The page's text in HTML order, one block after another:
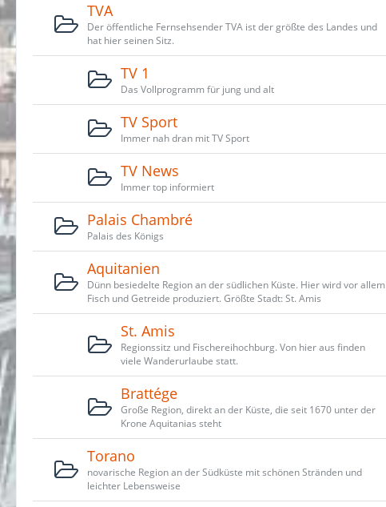
TVA
Der öffentliche Fernsehsender TVA ist der größte des Landes und
hat hier seinen Sitz.
TV 1
Das Vollprogramm für jung und alt
TV Sport
Immer nah dran mit TV Sport
TV News
Immer top informiert
Palais Chambré
Palais des Königs
Aquitanien
Dünn besiedelte Region an der südlichen Küste. Hier wird vor allem
Fisch und Getreide produziert. Größte Stadt: St. Amis
St. Amis
Regionssitz und Fischereihochburg. Von hier aus finden
viele Wanderurlaube statt.
Brattége
Große Region, direkt an der Küste, die seit 1670 unter der
Krone Aquitanias steht
Torano
novarische Region an der Südküste mit schönen Stränden und
leichter Lebensweise